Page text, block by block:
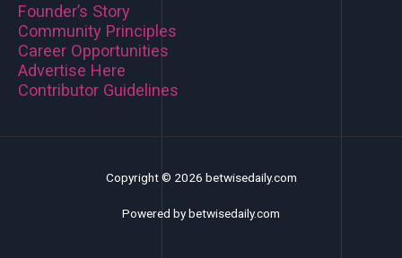
Founder’s Story
Community Principles
Career Opportunities
Advertise Here
Contributor Guidelines
Copyright © 2026 betwisedaily.com
Powered by betwisedaily.com